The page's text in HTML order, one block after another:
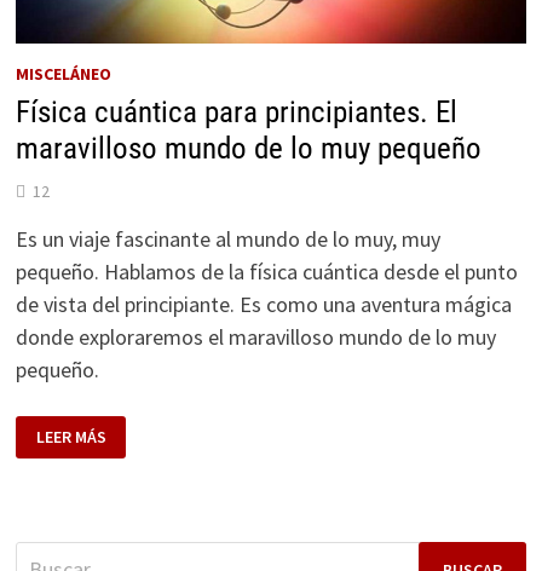
MISCELÁNEO
Física cuántica para principiantes. El
maravilloso mundo de lo muy pequeño
12
Es un viaje fascinante al mundo de lo muy, muy
pequeño. Hablamos de la física cuántica desde el punto
de vista del principiante. Es como una aventura mágica
donde exploraremos el maravilloso mundo de lo muy
pequeño.
CUÁNTICA
PARA
DE
LO
LEER MÁS
Buscar: